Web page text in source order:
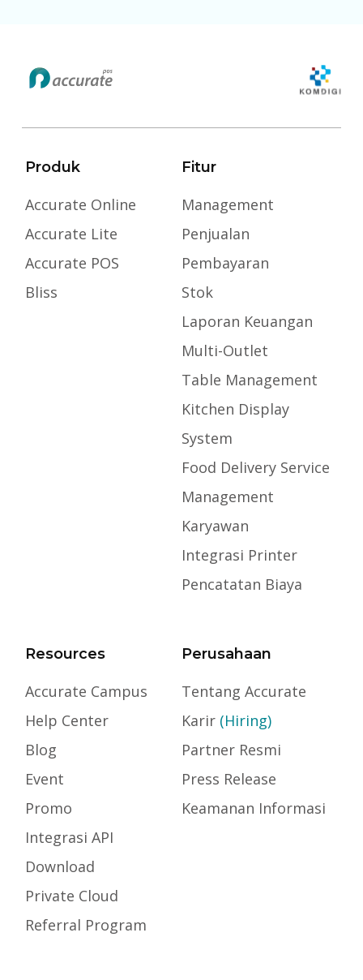
Produk
Accurate Online
Accurate Lite
Accurate POS
Bliss
Fitur
Management
Penjualan
Pembayaran
Stok
Laporan Keuangan
Multi-Outlet
Table Management
Kitchen Display
System
Food Delivery Service
Management
Karyawan
Integrasi Printer
Pencatatan Biaya
Resources
Accurate Campus
Help Center
Blog
Event
Promo
Integrasi API
Download
Private Cloud
Referral Program
Perusahaan
Tentang Accurate
Karir (Hiring)
Partner Resmi
Press Release
Keamanan Informasi